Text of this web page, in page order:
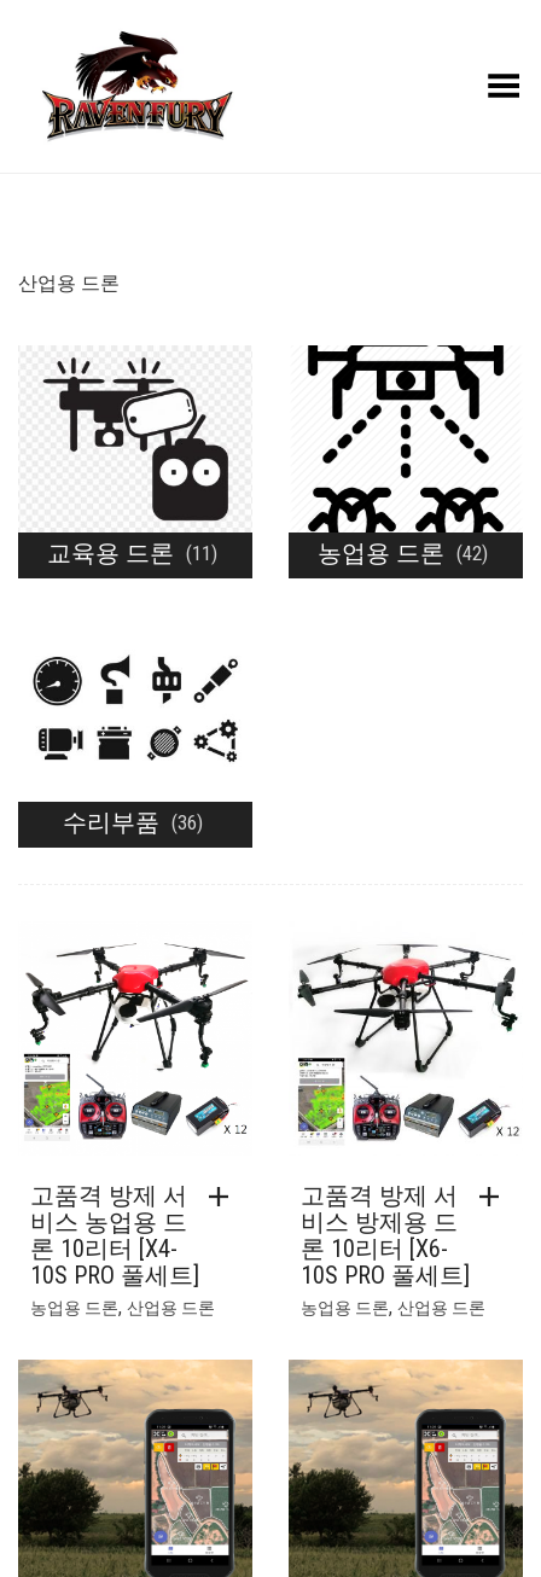
Toggle Menu
산업용 드론
교육용 드론 (11) 농업용 드론 (42)
수리부품 (36)
고품격 방제 서
비스 농업용 드
론 10리터 [X4-
10S PRO 풀세트]
농업용 드론, 산업용 드론
고품격 방제 서
비스 방제용 드
론 10리터 [X6-
10S PRO 풀세트]
농업용 드론, 산업용 드론